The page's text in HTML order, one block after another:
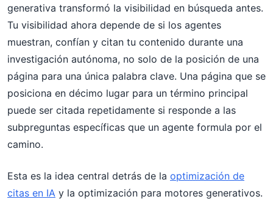
generativa transformó la visibilidad en búsqueda antes.
Tu visibilidad ahora depende de si los agentes
muestran, confían y citan tu contenido durante una
investigación autónoma, no solo de la posición de una
página para una única palabra clave. Una página que se
posiciona en décimo lugar para un término principal
puede ser citada repetidamente si responde a las
subpreguntas específicas que un agente formula por el
camino.
Esta es la idea central detrás de la optimización de
citas en IA y la optimización para motores generativos.